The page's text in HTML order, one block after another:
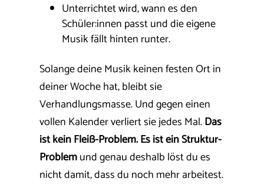
Unterrichtet wird, wann es den
Schüler:innen passt und die eigene
Musik fällt hinten runter.
Solange deine Musik keinen festen Ort in
deiner Woche hat, bleibt sie
Verhandlungsmasse. Und gegen einen
vollen Kalender verliert sie jedes Mal.Das
ist kein Fleiß-Problem. Es ist ein Struktur-
Problemund genau deshalb löst du es
nicht damit, dass du noch mehr arbeitest.